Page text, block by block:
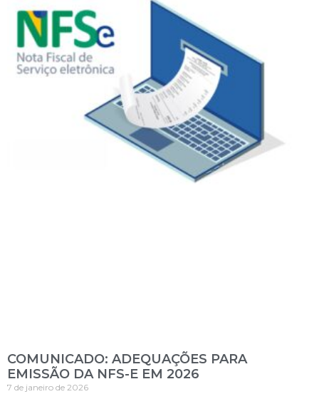
COMUNICADO: ADEQUAÇÕES PARA
EMISSÃO DA NFS-E EM 2026
7 de janeiro de 2026